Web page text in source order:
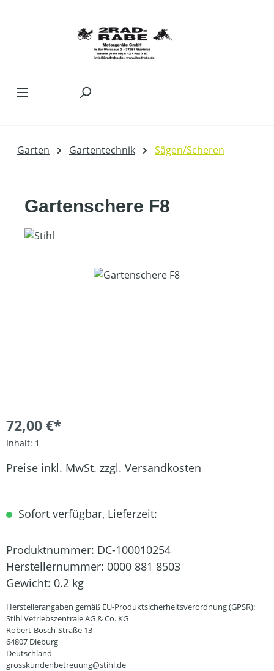
Garten Gartentechnik Sägen/Scheren
Gartenschere F8
Bildergalerie überspringen
72,00 €*
Inhalt: 1
Preise inkl. MwSt. zzgl. Versandkosten
Sofort verfügbar, Lieferzeit:
Produktnummer: DC-100010254
Herstellernummer: 0000 881 8503
Gewicht: 0.2 kg
Herstellerangaben gemäß EU-Produktsicherheitsverordnung (GPSR):
Stihl Vetriebszentrale AG & Co. KG
Robert-Bosch-Straße 13
64807 Dieburg
Deutschland
grosskundenbetreuung@stihl.de